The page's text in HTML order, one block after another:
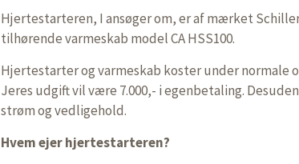
Hjertestarteren, I ansøger om, er af mærket
tilhørende varmeskab model CA HSS100.
Hjertestarter og varmeskab koster under normale
Jeres udgift vil være 7.000,- i egenbetaling.
strøm og vedligehold.
Hvem ejer hjertestarteren?